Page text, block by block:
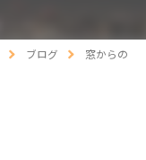
ブログ 窓からの